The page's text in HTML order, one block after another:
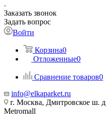
Заказать звонок
Задать вопрос
Войти
Корзина0
Отложенные0
Сравнение товаров0
info@elkaparket.ru
г. Москва, Дмитровское ш.
Metromall